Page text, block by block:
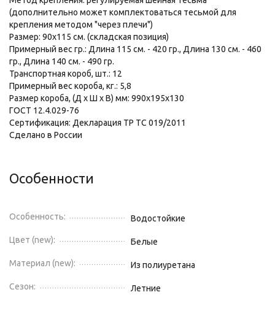
(дополнительно может комплектоваться тесьмой для
крепления методом "через плечи")
Размер: 90х115 см. (складская позиция)
Примерный вес гр.: Длина 115 см. - 420 гр., Длина 130 см. - 460
гр., Длина 140 см. - 490 гр.
Транспортная короб, шт.: 12
Примерный вес короба, кг.: 5,8
Размер короба, (Д х Ш х В) мм: 990х195х130
ГОСТ 12.4.029-76
Сертификация: Декларация ТР ТС 019/2011
Сделано в России
Особенности
Особенность: Водостойкие
Цвет (new): Белые
Материал (new): Из полиуретана
Сезон: Летние